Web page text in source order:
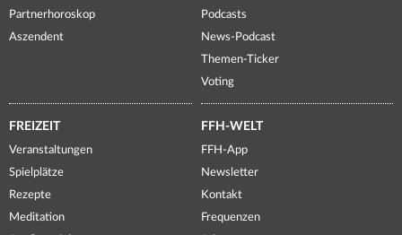
Partnerhoroskop
Aszendent
Podcasts
News-Podcast
Themen-Ticker
Voting
FREIZEIT
Veranstaltungen
Spielplätze
Rezepte
Meditation
FFH-WELT
FFH-App
Newsletter
Kontakt
Frequenzen